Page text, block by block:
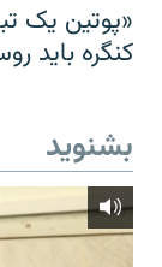
«پوتین یک
کنگره باید
بشنوید